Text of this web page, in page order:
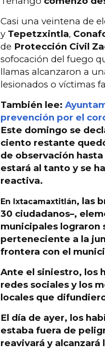
Casi una veintena de
y Tepetzxintla,
de Protección Civil
sofocación del fuego
llamas alcanzaron a
lesionados o víctimas
También lee:
prevención por el
Este domingo se
ciento restante
de observación
estará al tanto y se
reactiva.
En Ixtacamaxtitlán, las
30 ciudadanos–,
municipales lograron
perteneciente a la
frontera con el
Ante el siniestro, los
redes sociales y los
locales que
El día de ayer, los
estaba fuera de
reavivará y alcanzará